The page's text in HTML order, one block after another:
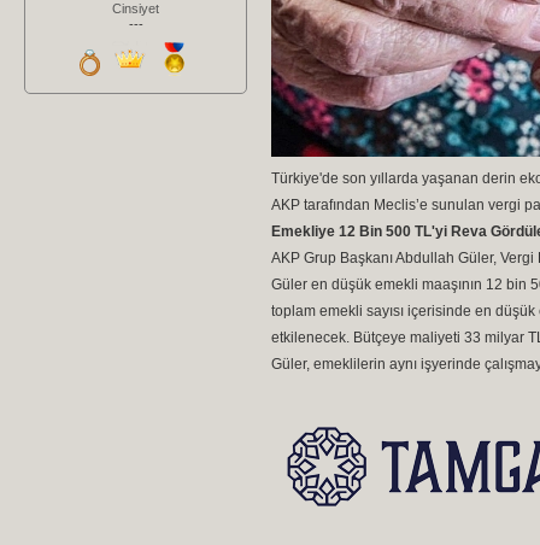
Cinsiyet
---
Türkiye'de son yıllarda yaşanan derin
AKP tarafından Meclis’e sunulan vergi
Emekliye 12 Bin 500 TL'yi Reva
AKP Grup Başkanı Abdullah Güler, Vergi
Güler en düşük emekli maaşının 12 bin
toplam emekli sayısı içerisinde en düşük
etkilenecek. Bütçeye maliyeti 33 milyar
Güler, emeklilerin aynı işyerinde